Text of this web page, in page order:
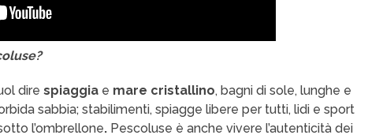
dire spiaggia e mare cristallino, bagni di sole, lunghe e
sabbia; stabilimenti, spiagge libere per tutti, lidi e sport
l’ombrellone. Pescoluse è anche vivere l’autenticità dei